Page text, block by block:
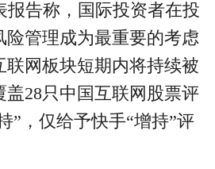
报告称，国际投资者在投
险管理成为最重要的考虑
联网板块短期内将持续被
28只中国互联网股票评
”，仅给予快手“增持”评